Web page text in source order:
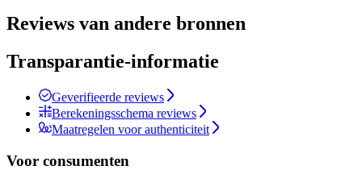
Reviews van andere bronnen
Transparantie-informatie
Geverifieerde reviews
Berekeningsschema reviews
Maatregelen voor authenticiteit
Voor consumenten